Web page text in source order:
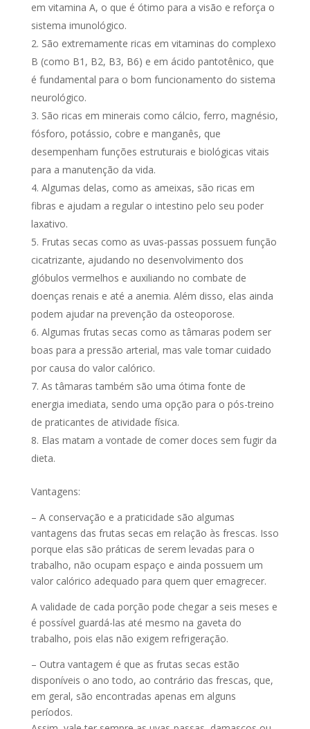
em vitamina A, o que é ótimo para a visão e reforça o
sistema imunológico.
São extremamente ricas em vitaminas do complexo
B (como B1, B2, B3, B6) e em ácido pantotênico, que
é fundamental para o bom funcionamento do sistema
neurológico.
São ricas em minerais como cálcio, ferro, magnésio,
fósforo, potássio, cobre e manganês, que
desempenham funções estruturais e biológicas vitais
para a manutenção da vida.
Algumas delas, como as ameixas, são ricas em
fibras e ajudam a regular o intestino pelo seu poder
laxativo.
Frutas secas como as uvas-passas possuem função
cicatrizante, ajudando no desenvolvimento dos
glóbulos vermelhos e auxiliando no combate de
doenças renais e até a anemia. Além disso, elas ainda
podem ajudar na prevenção da osteoporose.
Algumas frutas secas como as tâmaras podem ser
boas para a pressão arterial, mas vale tomar cuidado
por causa do valor calórico.
As tâmaras também são uma ótima fonte de
energia imediata, sendo uma opção para o pós-treino
de praticantes de atividade física.
Elas matam a vontade de comer doces sem fugir da
dieta.
Vantagens:
– A conservação e a praticidade são algumas
vantagens das frutas secas em relação às frescas. Isso
porque elas são práticas de serem levadas para o
trabalho, não ocupam espaço e ainda possuem um
valor calórico adequado para quem quer emagrecer.
A validade de cada porção pode chegar a seis meses e
é possível guardá-las até mesmo na gaveta do
trabalho, pois elas não exigem refrigeração.
– Outra vantagem é que as frutas secas estão
disponíveis o ano todo, ao contrário das frescas, que,
em geral, são encontradas apenas em alguns
períodos.